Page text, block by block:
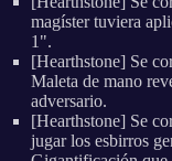
magíster tuviera
1".
[Hearthstone] Se
Maleta de mano
adversario.
[Hearthstone] Se
jugar los esbirros